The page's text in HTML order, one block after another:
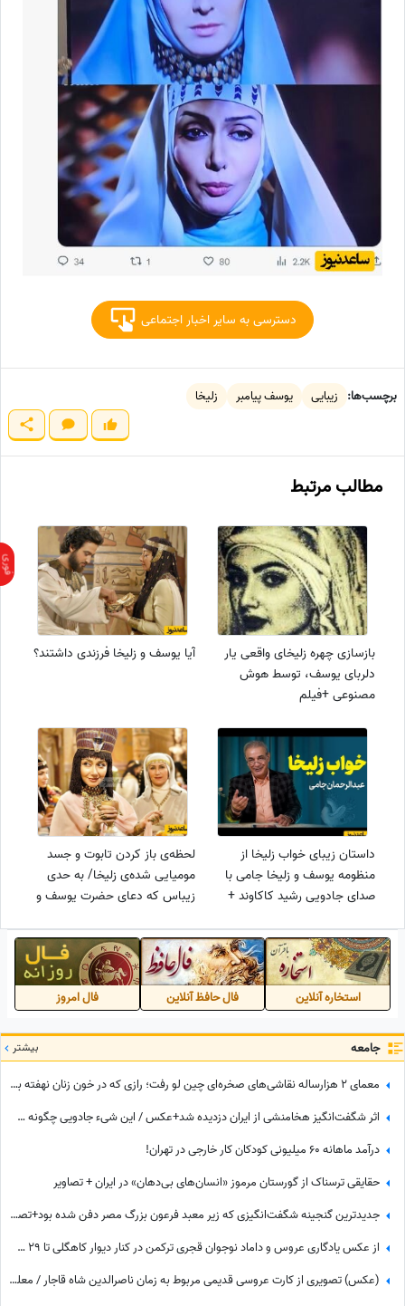
دسترسی به سایر اخبار اجتماعی
برچسب‌ها: زیبایی یوسف پیامبر زلیخا
مطالب مرتبط
بازسازی چهره زلیخای واقعی یار
دلربای یوسف، توسط هوش
مصنوعی +فیلم
آیا یوسف و زلیخا فرزندی داشتند؟
داستان زیبای خواب زلیخا از
منظومه یوسف و زلیخا جامی با
صدای جادویی رشید کاکاوند +
لحظه‌ی باز کردن تابوت و جسد
مومیایی شده‌ی زلیخا/ به حدی
زیباس که دعای حضرت یوسف و
جریان داره! +ویدیو
استخاره آنلاین فال حافظ آنلاین فال امروز
جامعه بیشتر
معمای 2 هزارساله نقاشی‌های صخره‌ای چین لو رفت؛ رازی که در خون زنان نهفته بود!
اثر شگفت‌انگیز هخامنشی از ایران دزدیده شد+عکس / این شیء جادویی چگونه سر از انگلیس درآورد؟‌
درآمد ماهانه 60 میلیونی کودکان کار خارجی در تهران!
حقایقی ترسناک از گورستان مرموز «انسان‌های بی‌دهان» در ایران + تصاویر
جدیدترین گنجینه شگفت‌انگیزی که زیر معبد فرعون بزرگ مصر دفن شده بود+تصاویر/ معبد فراعنه بعد از هر اکتشاف حیرت‌انگیزتر میشه
از عکس یادگاری عروس و داماد نوجوان قجری ترکمن در کنار دیوار کاهگلی تا 29 سالگی مونیکا بلوچی با شال سفید پردار
(عکس) تصویری از کارت عروسی قدیمی مربوط به زمان ناصرالدین شاه قاجار / معلوم نیست کارت عروسیه یا متن پاچه خواری شاه و ولیعهد!!!